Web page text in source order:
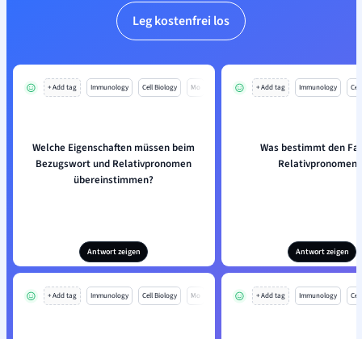
Leg kostenfrei los
+ Add tag Immunology Cell Biology Mo
Welche Eigenschaften müssen beim
Bezugswort und Relativpronomen
übereinstimmen?
Antwort zeigen
+ Add tag Immunology
Was bestimmt den
Antwort zeigen
+ Add tag Immunology Cell Biology Mo + Add tag Immunology